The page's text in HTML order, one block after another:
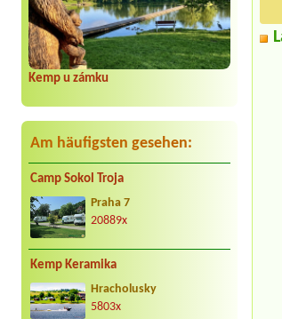
Kemp u zámku
Am häufigsten gesehen:
Camp Sokol Troja
Praha 7
20889x
Kemp Keramika
Hracholusky
5803x